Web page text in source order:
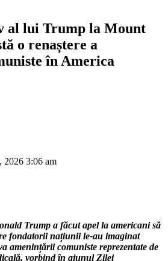
al lui Trump la Mount
o renaștere a
în America
2026 3:06 am
Trump a făcut apel la americani să
fondatorii națiunii le-au imaginat
amenințării comuniste reprezentate de
vorbind în ajunul Zilei